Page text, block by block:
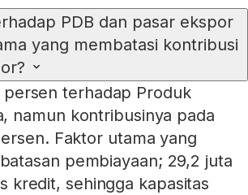
PDB dan pasar ekspor
yang membatasi kontribusi
terhadap Produk
namun kontribusinya pada
Faktor utama yang
pembiayaan; 29,2 juta
kredit, sehingga kapasitas